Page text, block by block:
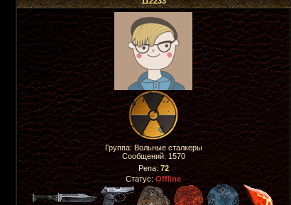
Группа: Вольные сталкеры
Сообщений: 1570
Репа:72
Статус:Offline